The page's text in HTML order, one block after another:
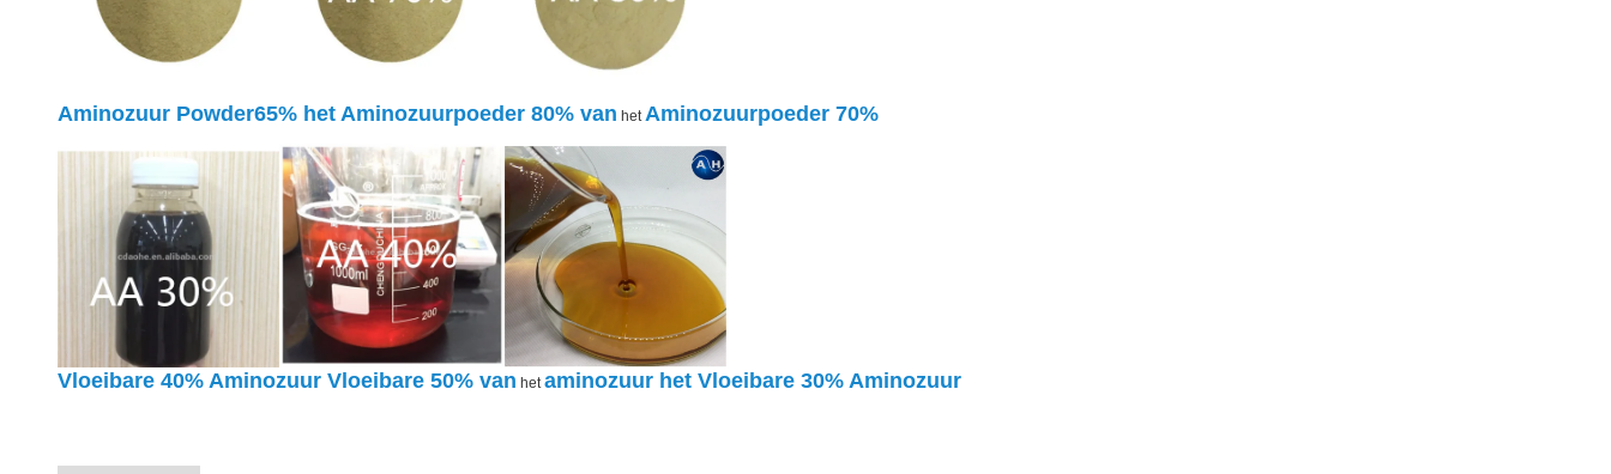
Aminozuur Powder65% het Aminozuurpoeder 80% van hetAminozuurpoeder 70%
Vloeibare 40% Aminozuur Vloeibare 50% van hetaminozuur het Vloeibare 30% Aminozuur